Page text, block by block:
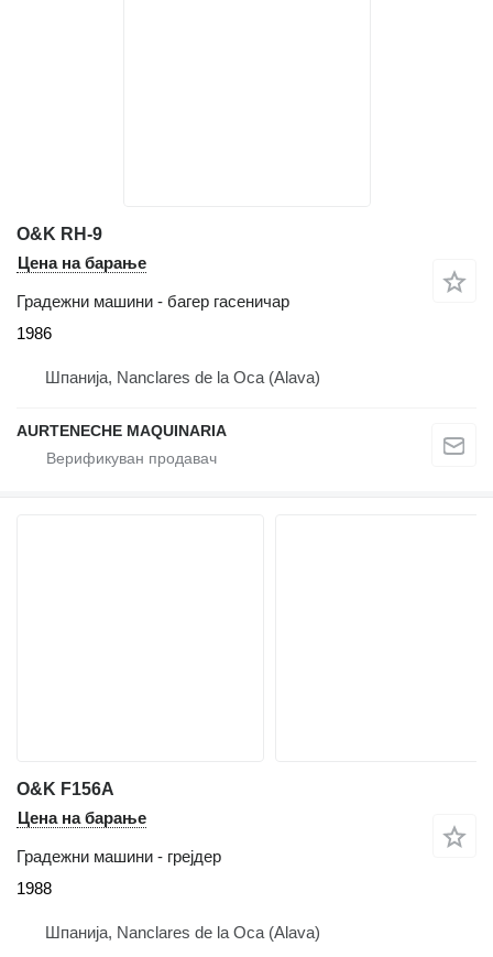
O&K RH-9
Цена на барање
Градежни машини - багер гасеничар
1986
Шпанија, Nanclares de la Oca (Alava)
AURTENECHE MAQUINARIA
O&K F156A
Цена на барање
Градежни машини - грејдер
1988
Шпанија, Nanclares de la Oca (Alava)